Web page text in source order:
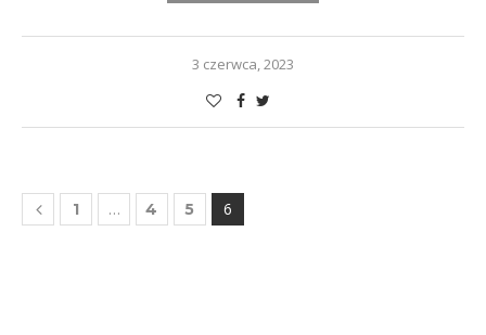
3 czerwca, 2023
1 … 4 5 6